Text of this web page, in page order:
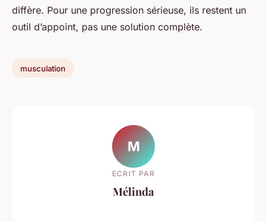
diffère. Pour une progression sérieuse, ils restent un
outil d’appoint, pas une solution complète.
musculation
M
ECRIT PAR
Mélinda